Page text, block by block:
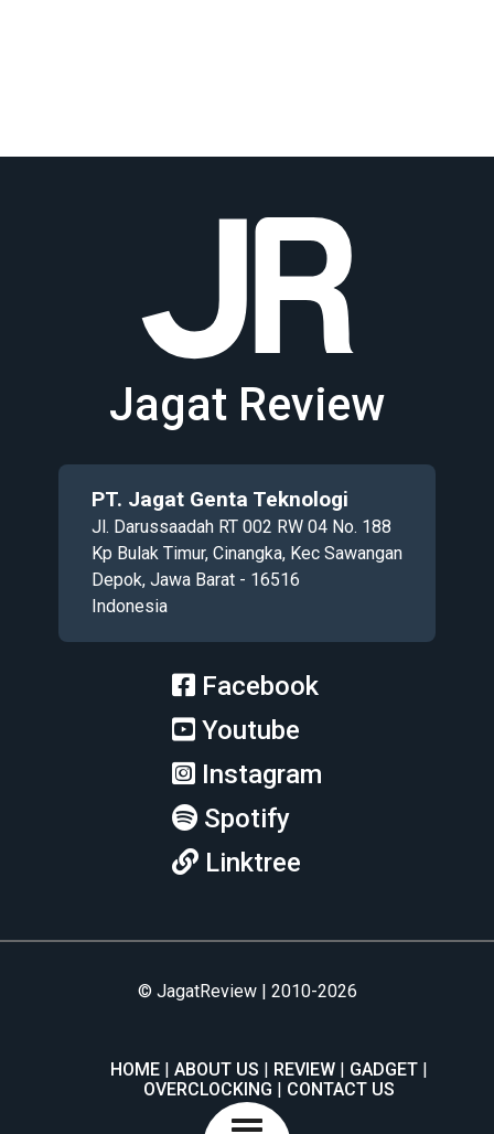
Jagat Review
PT. Jagat Genta Teknologi
Jl. Darussaadah RT 002 RW 04 No. 188
Kp Bulak Timur, Cinangka, Kec Sawangan
Depok, Jawa Barat - 16516
Indonesia
Facebook
Youtube
Instagram
Spotify
Linktree
© JagatReview | 2010-2026
HOME ABOUT US REVIEW
GADGET
OVERCLOCKING
CONTACT US